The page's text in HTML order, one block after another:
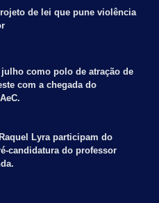
de lei que pune violência
como polo de atração de
com a chegada do
Lyra participam do
candidatura do professor